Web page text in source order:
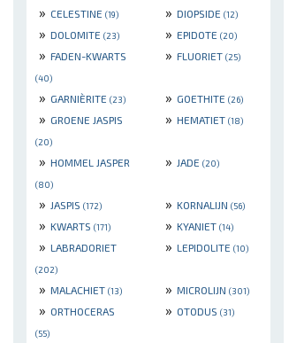
» CELESTINE (19) » DIOPSIDE (12)
» DOLOMITE (23) » EPIDOTE (20)
» FADEN-KWARTS
(40)
» FLUORIET (25)
» GARNIÈRITE (23) » GOETHITE (26)
» GROENE JASPIS
(20)
» HEMATIET (18)
» HOMMEL JASPER
(80)
» JADE (20)
» JASPIS (172) » KORNALIJN (56)
» KWARTS (171) » KYANIET (14)
» LABRADORIET
(202)
» LEPIDOLITE (10)
» MALACHIET (13) » MICROLIJN (301)
» ORTHOCERAS
(55)
» OTODUS (31)